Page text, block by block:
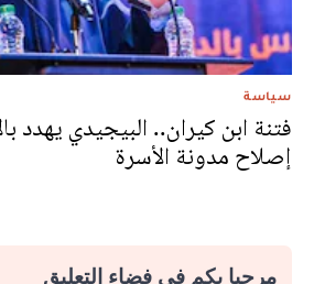
سياسة
فتنة ابن كيران.. البيجيدي يهدد
إصلاح مدونة الأسرة
مرحبا بكم في فضاء التعليق